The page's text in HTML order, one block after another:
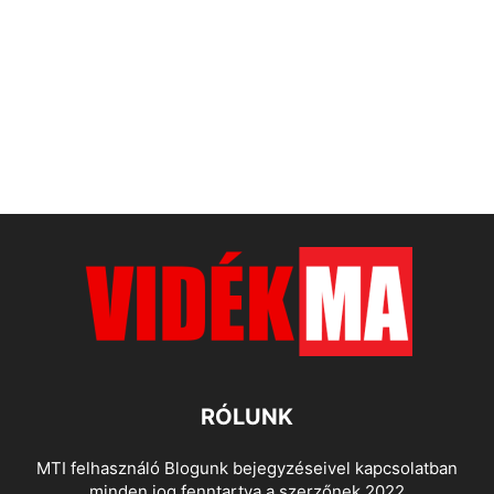
RÓLUNK
MTI felhasználó Blogunk bejegyzéseivel kapcsolatban